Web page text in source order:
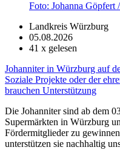
Foto: Johanna Göpfert
Landkreis Würzburg
05.08.2026
41 x gelesen
Johanniter in Würzburg auf
Soziale Projekte oder der
brauchen Unterstützung
Die Johanniter sind ab dem
Supermärkten in Würzburg
Fördermitglieder zu
unterstützen sie nachhaltig